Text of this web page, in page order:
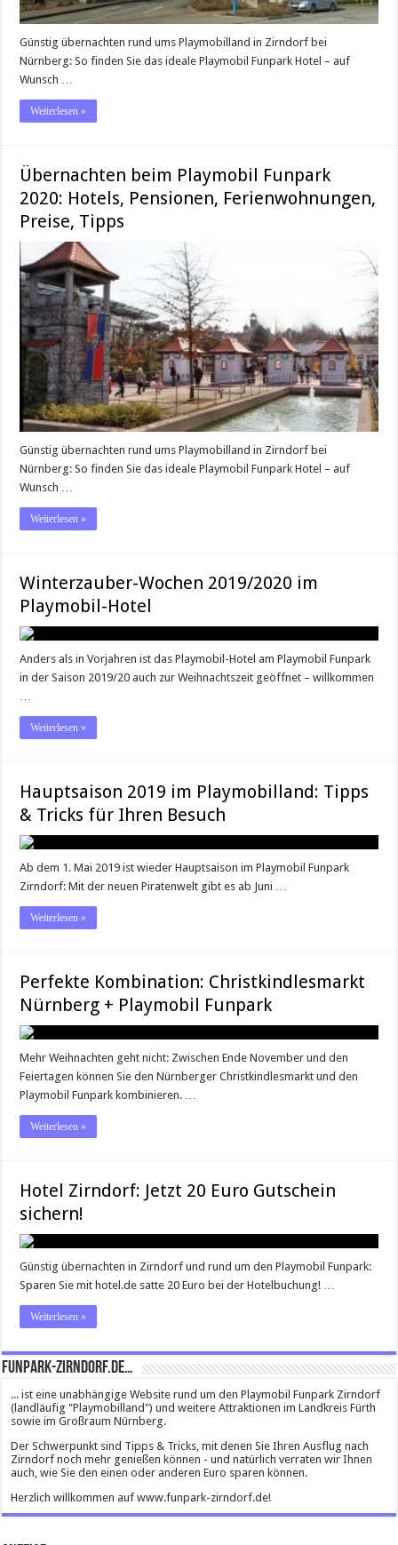
Günstig übernachten rund ums Playmobilland in Zirndorf bei
Nürnberg: So finden Sie das ideale Playmobil Funpark Hotel – auf
Wunsch …
Weiterlesen »
Übernachten beim Playmobil Funpark
2020: Hotels, Pensionen, Ferienwohnungen,
Preise, Tipps
Günstig übernachten rund ums Playmobilland in Zirndorf bei
Nürnberg: So finden Sie das ideale Playmobil Funpark Hotel – auf
Wunsch …
Weiterlesen »
Winterzauber-Wochen 2019/2020 im
Playmobil-Hotel
Anders als in Vorjahren ist das Playmobil-Hotel am Playmobil Funpark
in der Saison 2019/20 auch zur Weihnachtszeit geöffnet – willkommen
…
Weiterlesen »
Hauptsaison 2019 im Playmobilland: Tipps
& Tricks für Ihren Besuch
Ab dem 1. Mai 2019 ist wieder Hauptsaison im Playmobil Funpark
Zirndorf: Mit der neuen Piratenwelt gibt es ab Juni …
Weiterlesen »
Perfekte Kombination: Christkindlesmarkt
Nürnberg + Playmobil Funpark
Mehr Weihnachten geht nicht: Zwischen Ende November und den
Feiertagen können Sie den Nürnberger Christkindlesmarkt und den
Playmobil Funpark kombinieren. …
Weiterlesen »
Hotel Zirndorf: Jetzt 20 Euro Gutschein
sichern!
Günstig übernachten in Zirndorf und rund um den Playmobil Funpark:
Sparen Sie mit hotel.de satte 20 Euro bei der Hotelbuchung! …
Weiterlesen »
Funpark-Zirndorf.de…
... ist eine unabhängige Website rund um den Playmobil Funpark Zirndorf
(landläufig "Playmobilland") und weitere Attraktionen im Landkreis Fürth
sowie im Großraum Nürnberg.
Der Schwerpunkt sind Tipps & Tricks, mit denen Sie Ihren Ausflug nach
Zirndorf noch mehr genießen können - und natürlich verraten wir Ihnen
auch, wie Sie den einen oder anderen Euro sparen können.
Herzlich willkommen auf www.funpark-zirndorf.de!